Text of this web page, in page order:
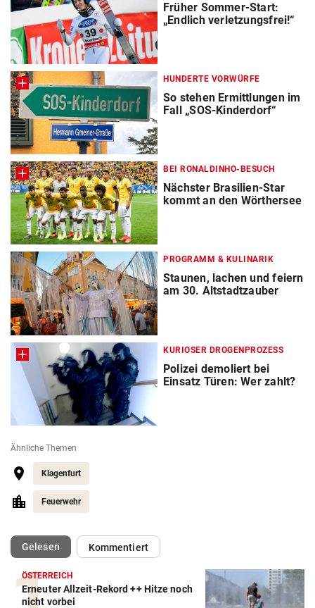
Früher Sommer-Start:
„Endlich verletzungsfrei!“
HUNDERTE VORWÜRFE
So stehen Ermittlungen im
Fall „SOS-Kinderdorf“
BEI RONALDINHO-BESUCH
Nächster Brasilien-Star
kommt an den Wörthersee
PROGRAMM & KULINARIK
Staunen, lachen und feiern
am 30. Altstadtzauber
KURIOSER DROGENPROZESS
Polizei demoliert bei
Einsatz Türen: Wer zahlt?
Ähnliche Themen
Klagenfurt
Feuerwehr
Gelesen(ausgewählt)Kommentiert
ÖSTERREICH
Erneuter Allzeit-Rekord ++ Hitze noch
nicht vorbei